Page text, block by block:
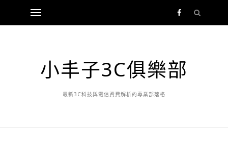
小丰子3C俱樂部
最新3C科技與電信資費解析的專業部落格